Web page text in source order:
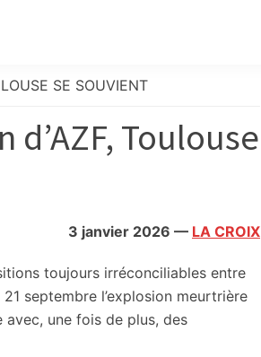
SE SOUVIENT
d’AZF, Toulouse
3 janvier 2026 — LA CROIX
toujours irréconciliables entre
septembre l’explosion meurtrière
avec, une fois de plus, des